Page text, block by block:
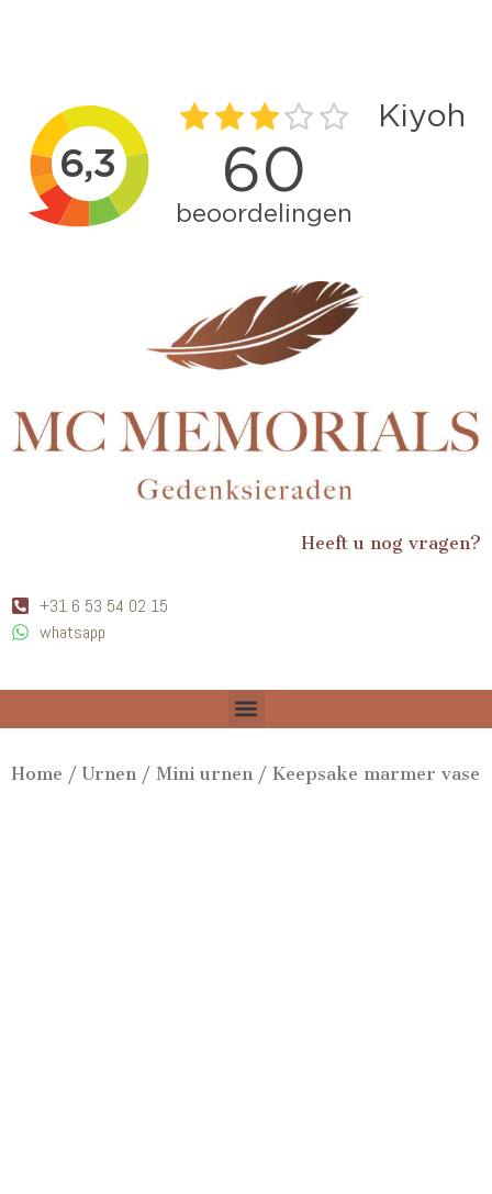
Heeft u nog vragen?
+31 6 53 54 02 15
whatsapp
Home / Urnen / Mini urnen / Keepsake marmer vase